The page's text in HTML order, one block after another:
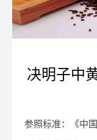
决明子中
参照标准：《中